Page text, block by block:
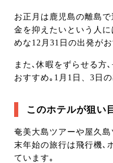
お正月は鹿児島の離島
金を抑えたいという人
めな12月31日の出発がお
また､休暇をずらせる方
おすすめ｡1月1日、3日
このホテルが狙い
奄美大島ツアーや屋久
末年始の旅行は飛行機､
ています｡